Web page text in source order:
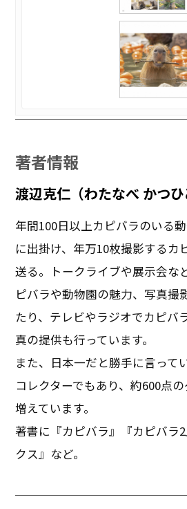
著者情報
渡辺克仁（わたなべ かつひ
年間100日以上カピバラのいる
に出掛け、年万10枚撮影するカ
送る。トークライブや展示会な
ピバラや動物園の魅力、写真撮
たり、テレビやラジオでカピバ
真の提供も行っています。
また、日本一だと勝手に言って
コレクターでもあり、約600点
増えています。
著書に『カピバラ』『カピバラ
クス』など。